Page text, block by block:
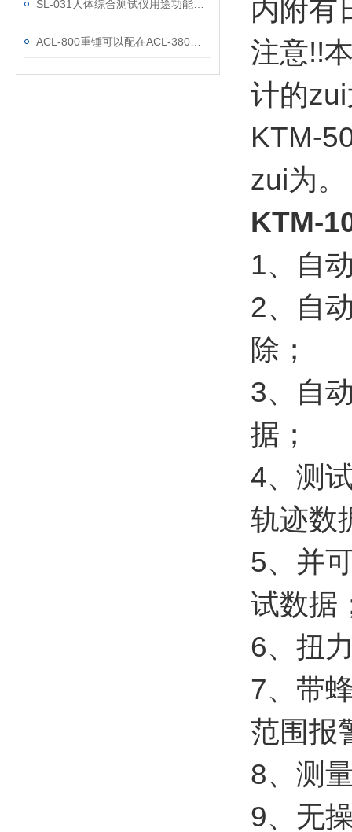
内附有
注意!!
计的
KTM-
zui为。
KTM-
1、自
2、自
除；
3、自
据；
4、测
轨迹
5、并
试数
6、扭
7、带
范围
8、测
9、无